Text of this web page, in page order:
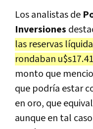
Los analistas de
Inversiones
las reservas
rondaban
monto que
que podría estar
en oro, que
aunque en tal